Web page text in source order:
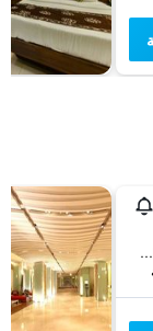
287, Dr. Babasaheb Ambedkar Road, مومباي, الهند